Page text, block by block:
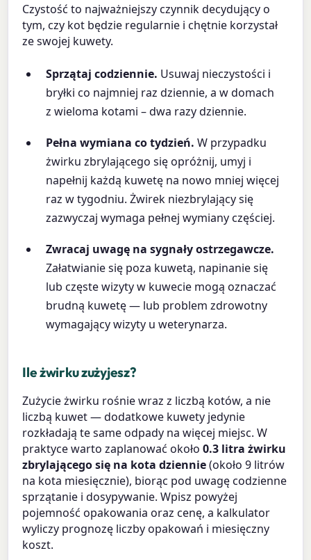
Czystość to najważniejszy czynnik decydujący o
tym, czy kot będzie regularnie i chętnie korzystał
ze swojej kuwety.
Sprzątaj codziennie. Usuwaj nieczystości i
bryłki co najmniej raz dziennie, a w domach
z wieloma kotami – dwa razy dziennie.
Pełna wymiana co tydzień. W przypadku
żwirku zbrylającego się opróżnij, umyj i
napełnij każdą kuwetę na nowo mniej więcej
raz w tygodniu. Żwirek niezbrylający się
zazwyczaj wymaga pełnej wymiany częściej.
Zwracaj uwagę na sygnały ostrzegawcze.
Załatwianie się poza kuwetą, napinanie się
lub częste wizyty w kuwecie mogą oznaczać
brudną kuwetę — lub problem zdrowotny
wymagający wizyty u weterynarza.
Ile żwirku zużyjesz?
Zużycie żwirku rośnie wraz z liczbą kotów, a nie
liczbą kuwet — dodatkowe kuwety jedynie
rozkładają te same odpady na więcej miejsc. W
praktyce warto zaplanować około0.3 litra żwirku
zbrylającego się na kota dziennie(około 9 litrów
na kota miesięcznie), biorąc pod uwagę codzienne
sprzątanie i dosypywanie. Wpisz powyżej
pojemność opakowania oraz cenę, a kalkulator
wyliczy prognozę liczby opakowań i miesięczny
koszt.